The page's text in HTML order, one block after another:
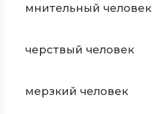
мнительный человек
черствый человек
мерзкий человек